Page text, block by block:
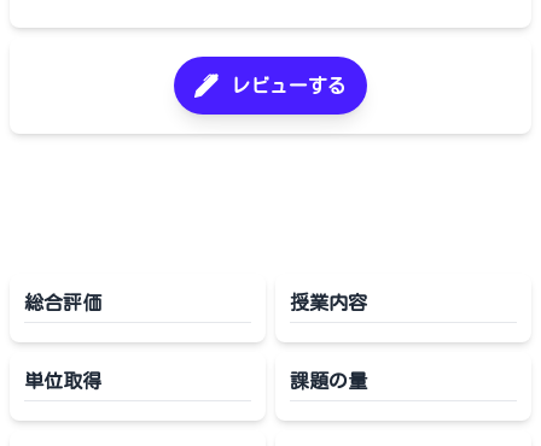
レビューする
総合評価 授業内容
単位取得 課題の量